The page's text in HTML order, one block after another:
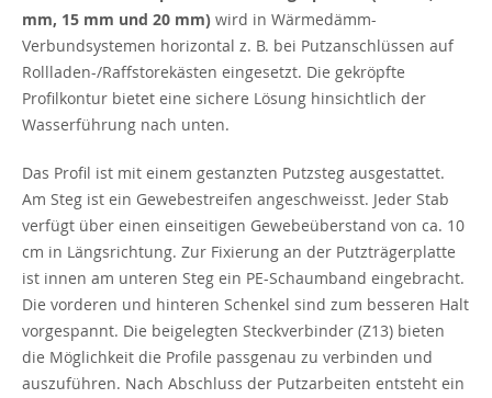
mm, 15 mm und 20 mm) wird in Wärmedämm-
Verbundsystemen horizontal z. B. bei Putzanschlüssen auf
Rollladen-/Raffstorekästen eingesetzt. Die gekröpfte
Profilkontur bietet eine sichere Lösung hinsichtlich der
Wasserführung nach unten.
Das Profil ist mit einem gestanzten Putzsteg ausgestattet.
Am Steg ist ein Gewebestreifen angeschweisst. Jeder Stab
verfügt über einen einseitigen Gewebeüberstand von ca. 10
cm in Längsrichtung. Zur Fixierung an der Putzträgerplatte
ist innen am unteren Steg ein PE-Schaumband eingebracht.
Die vorderen und hinteren Schenkel sind zum besseren Halt
vorgespannt. Die beigelegten Steckverbinder (Z13) bieten
die Möglichkeit die Profile passgenau zu verbinden und
auszuführen. Nach Abschluss der Putzarbeiten entsteht ein